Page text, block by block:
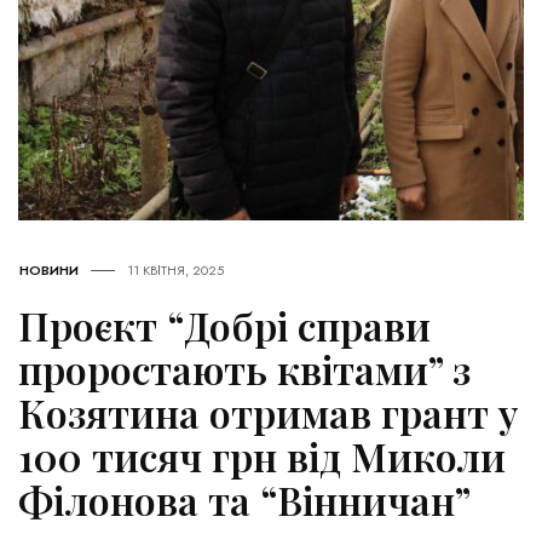
НОВИНИ 11 КВІТНЯ, 2025
Проєкт “Добрі справи
проростають квітами” з
Козятина отримав грант у
100 тисяч грн від Миколи
Філонова та “Вінничан”